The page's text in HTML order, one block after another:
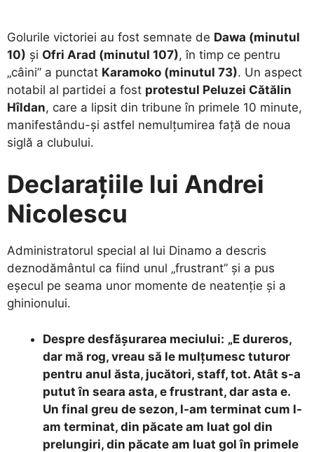
​Golurile victoriei au fost semnate de Dawa (minutul
10) și Ofri Arad (minutul 107), în timp ce pentru
„câini” a punctat Karamoko (minutul 73). Un aspect
notabil al partidei a fost protestul Peluzei Cătălin
Hîldan, care a lipsit din tribune în primele 10 minute,
manifestându-și astfel nemulțumirea față de noua
siglă a clubului.
Declarațiile lui Andrei
Nicolescu
​Administratorul special al lui Dinamo a descris
deznodământul ca fiind unul „frustrant” și a pus
eșecul pe seama unor momente de neatenție și a
ghinionului.
Despre desfășurarea meciului: „E dureros,
dar mă rog, vreau să le mulţumesc tuturor
pentru anul ăsta, jucători, staff, tot. Atât s-a
putut în seara asta, e frustrant, dar asta e.
Un final greu de sezon, l-am terminat cum l-
am terminat, din păcate am luat gol din
prelungiri, din păcate am luat gol în primele